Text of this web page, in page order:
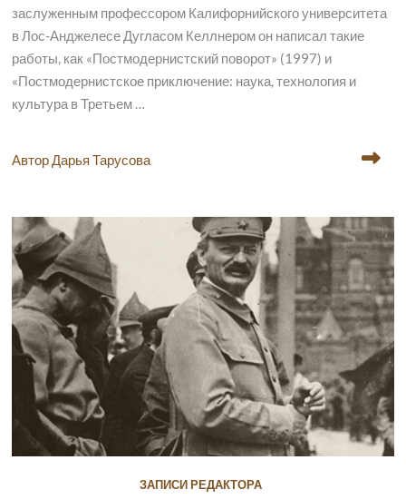
заслуженным профессором Калифорнийского университета
в Лос-Анджелесе Дугласом Келлнером он написал такие
работы, как «Постмодернистский поворот» (1997) и
«Постмодернистское приключение: наука, технология и
культура в Третьем …
Автор Дарья Тарусова
ЗАПИСИ РЕДАКТОРА